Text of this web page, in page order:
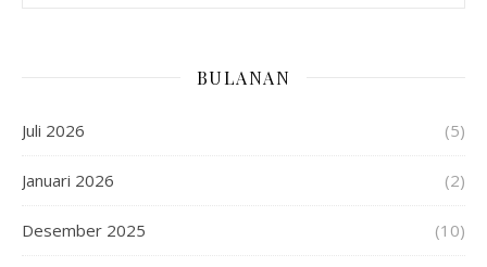
BULANAN
Juli 2026 (5)
Januari 2026 (2)
Desember 2025 (10)